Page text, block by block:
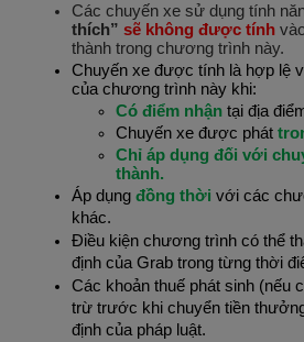
Các chuyến xe sử dụng tính
thích” sẽ không được tính
thành trong chương trình này.
Chuyến xe được tính là hợp lệ
của chương trình này khi:
Có điểm nhận tại địa
Chuyến xe được phát
Chỉ áp dụng đối với
thành.
Áp dụng đồng thời với các
khác.
Điều kiện chương trình có thể
định của Grab trong từng thời
Các khoản thuế phát sinh (nếu
trừ trước khi chuyển tiền
định của pháp luật.